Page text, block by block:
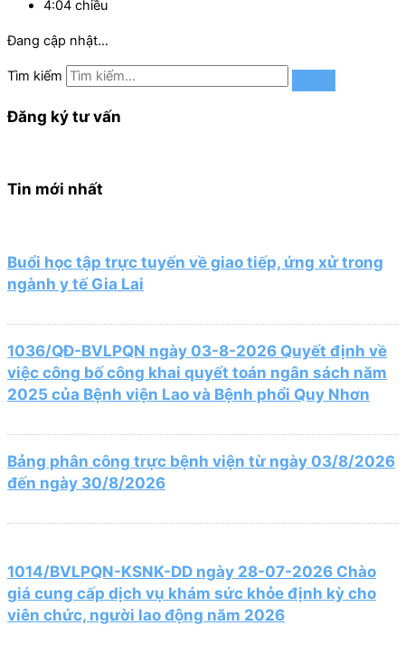
4:04 chiều
Đang cập nhật…
Tìm kiếm
Đăng ký tư vấn
Tin mới nhất
Buổi học tập trực tuyến về giao tiếp, ứng xử trong
ngành y tế Gia Lai
1036/QĐ-BVLPQN ngày 03-8-2026 Quyết định về
việc công bố công khai quyết toán ngân sách năm
2025 của Bệnh viện Lao và Bệnh phổi Quy Nhơn
Bảng phân công trực bệnh viện từ ngày 03/8/2026
đến ngày 30/8/2026
1014/BVLPQN-KSNK-DD ngày 28-07-2026 Chào
giá cung cấp dịch vụ khám sức khỏe định kỳ cho
viên chức, người lao động năm 2026